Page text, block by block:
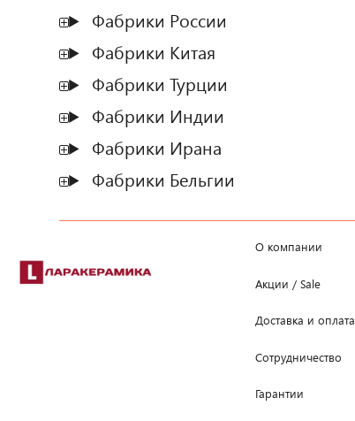
Фабрики России
Фабрики Китая
Фабрики Турции
Фабрики Индии
Фабрики Ирана
Фабрики Бельгии
О компании
Акции / Sale
Доставка и оплата
Сотрудничество
Гарантии